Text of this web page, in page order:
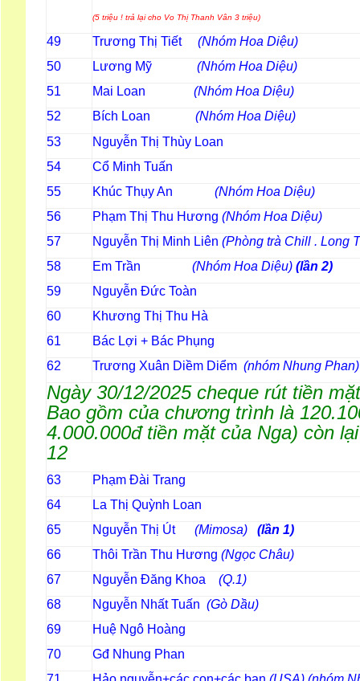
(5 triệu ! trả lại cho Vo Thị Thanh Vân 3 triệu)
49 Trương Thị Tiết (Nhóm Hoa Diệu)
50 Lương Mỹ (Nhóm Hoa Diệu)
51 Mai Loan (Nhóm Hoa Diệu)
52 Bích Loan (Nhóm Hoa
53 Nguyễn Thị Thùy Loan
54 Cổ Minh Tuấn
55 Khúc Thụy An (Nhóm Hoa Diệu)
56 Phạm Thị Thu Hương (Nhóm Hoa
57 Nguyễn Thị Minh Liên (Phòng trà Chill . Long
58 Em Trần (Nhóm Hoa Diệu) (lần 2)
59 Nguyễn Đức Toàn
60 Khương Thị Thu Hà
61 Bác Lợi + Bác Phụng
62 Trương Xuân Diềm Diểm (nhóm Nhung Phan)
Ngày 30/12/2025 cheque rút tiền
Bao gồm của chương trình là
4.000.000đ tiền mặt của Nga) còn
12
63 Phạm Đài Trang
64 La Thị Quỳnh Loan
65 Nguyễn Thị Út (Mimosa) (lần 1)
66 Thôi Trần Thu Hương (Ngọc Châu)
67 Nguyễn Đăng Khoa (Q.1)
68 Nguyễn Nhất Tuấn (Gò Dầu)
69 Huệ Ngô Hoàng
70 Gđ Nhung Phan